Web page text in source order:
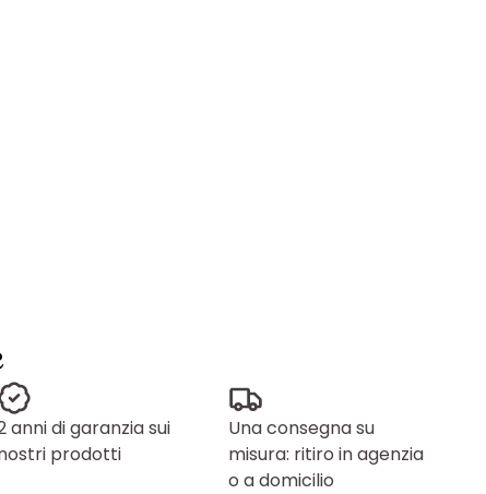
anni di garanzia sui
prodotti
Una consegna su
misura: ritiro in agenzia
o a domicilio